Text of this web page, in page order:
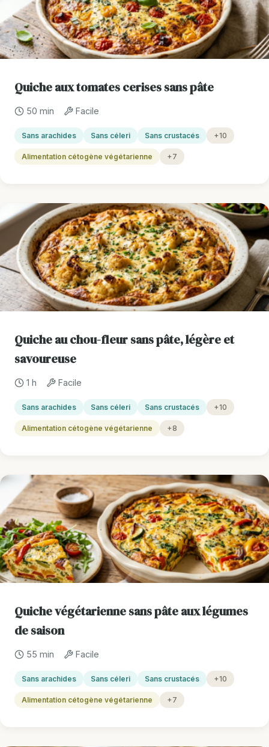
Quiche aux tomates cerises sans pâte
50 min Facile
Sans arachides Sans céleri Sans crustacés +10
Alimentation cétogène végétarienne +7
Quiche au chou-fleur sans pâte, légère et
savoureuse
1 h Facile
Sans arachides Sans céleri Sans crustacés +10
Alimentation cétogène végétarienne +8
Quiche végétarienne sans pâte aux légumes
de saison
55 min Facile
Sans arachides Sans céleri Sans crustacés +10
Alimentation cétogène végétarienne +7